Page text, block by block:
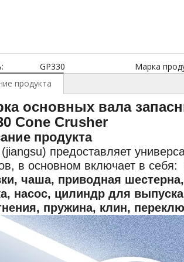
GP330 Марка
продукта
основных вала
Cone Crusher
продукта
предоставляет
в основном включает в себя:
чаша, приводная
насос, цилиндр для
пружина, клин,